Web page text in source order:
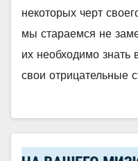
некоторых черт
мы стараемся не
их необходимо знать
свои отрицательные